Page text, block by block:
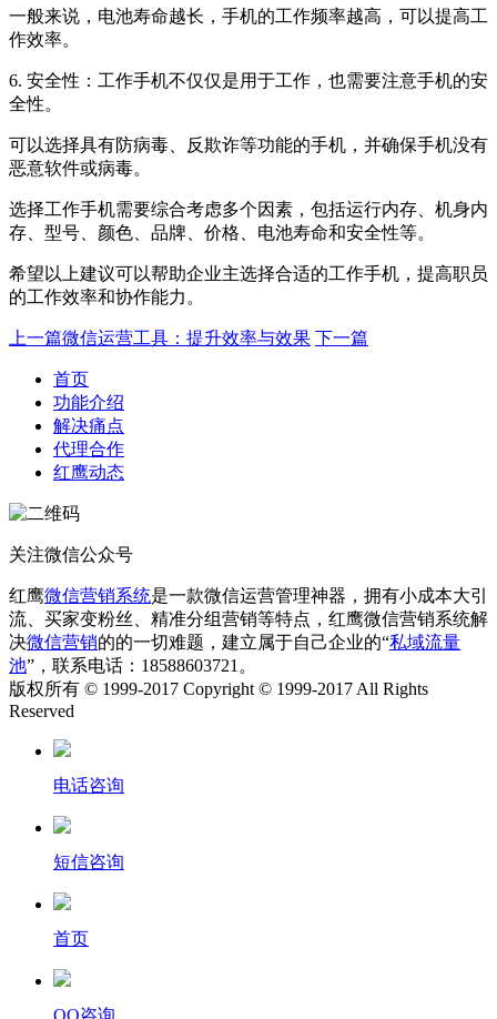
一般来说，电池寿命越长，手机的工作频率越高，可以提高工
作效率。
6. 安全性：工作手机不仅仅是用于工作，也需要注意手机的安
全性。
可以选择具有防病毒、反欺诈等功能的手机，并确保手机没有
恶意软件或病毒。
选择工作手机需要综合考虑多个因素，包括运行内存、机身内
存、型号、颜色、品牌、价格、电池寿命和安全性等。
希望以上建议可以帮助企业主选择合适的工作手机，提高职员
的工作效率和协作能力。
上一篇微信运营工具：提升效率与效果 下一篇
首页
功能介绍
解决痛点
代理合作
红鹰动态
关注微信公众号
红鹰微信营销系统是一款微信运营管理神器，拥有小成本大引
流、买家变粉丝、精准分组营销等特点，红鹰微信营销系统解
决微信营销的的一切难题，建立属于自己企业的“私域流量
池”，联系电话：18588603721。
版权所有 © 1999-2017 Copyright © 1999-2017 All Rights
Reserved
电话咨询
短信咨询
首页
QQ咨询